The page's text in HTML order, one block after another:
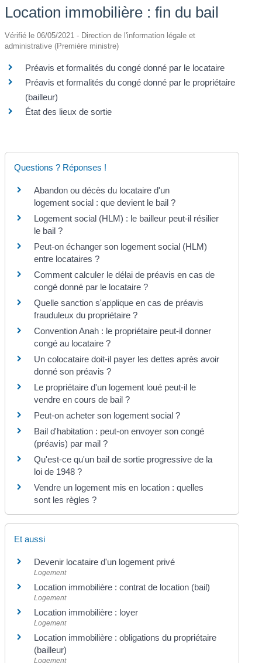
Location immobilière : fin du bail
Vérifié le 06/05/2021 - Direction de l'information légale et
administrative (Première ministre)
Préavis et formalités du congé donné par le locataire
Préavis et formalités du congé donné par le propriétaire
(bailleur)
État des lieux de sortie
Questions ? Réponses !
Abandon ou décès du locataire d'un
logement social : que devient le bail ?
Logement social (HLM) : le bailleur peut-il résilier
le bail ?
Peut-on échanger son logement social (HLM)
entre locataires ?
Comment calculer le délai de préavis en cas de
congé donné par le locataire ?
Quelle sanction s'applique en cas de préavis
frauduleux du propriétaire ?
Convention Anah : le propriétaire peut-il donner
congé au locataire ?
Un colocataire doit-il payer les dettes après avoir
donné son préavis ?
Le propriétaire d'un logement loué peut-il le
vendre en cours de bail ?
Peut-on acheter son logement social ?
Bail d'habitation : peut-on envoyer son congé
(préavis) par mail ?
Qu'est-ce qu'un bail de sortie progressive de la
loi de 1948 ?
Vendre un logement mis en location : quelles
sont les règles ?
Et aussi
Devenir locataire d'un logement privé
Logement
Location immobilière : contrat de location (bail)
Logement
Location immobilière : loyer
Logement
Location immobilière : obligations du propriétaire
(bailleur)
Logement